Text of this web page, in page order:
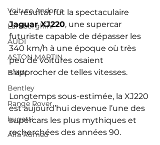
Voiture Andorre
Lamborghini
AUDI
ASTON MARTIN
BMW
Bentley
Range Rover
bugatti
Alfa Romeo
Le résultat fut la spectaculaire
Jaguar XJ220, une supercar
futuriste capable de dépasser les
340 km/h à une époque où très
peu de voitures osaient
s’approcher de telles vitesses.
Longtemps sous-estimée, la XJ220
est aujourd’hui devenue l’une des
supercars les plus mythiques et
recherchées des années 90.